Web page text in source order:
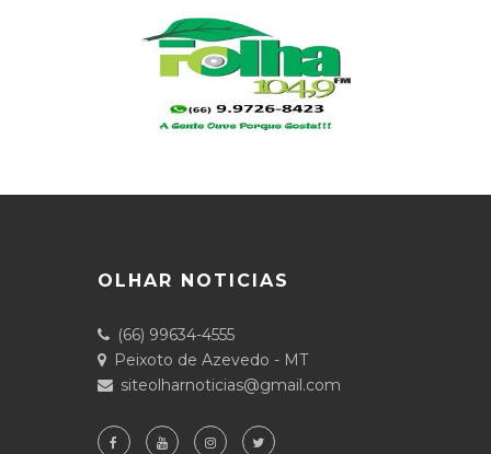
OLHAR NOTICIAS
(66) 99634-4555
Peixoto de Azevedo - MT
siteolharnoticias@gmail.com